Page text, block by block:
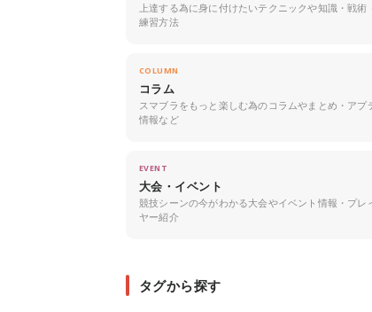
上達する為に身に付けたいテクニックや知識・戦術
練習方法
COLUMN
コラム
スマブラをもっと楽しむ為のコラムやまとめ・アプ
情報など
EVENT
大会・イベント
競技シーンの今がわかる大会やイベント情報・プレ
ヤー紹介
タグから探す